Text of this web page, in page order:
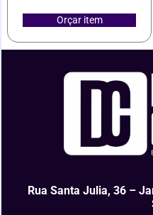
Orçar item
Rua Santa Julia, 36 –